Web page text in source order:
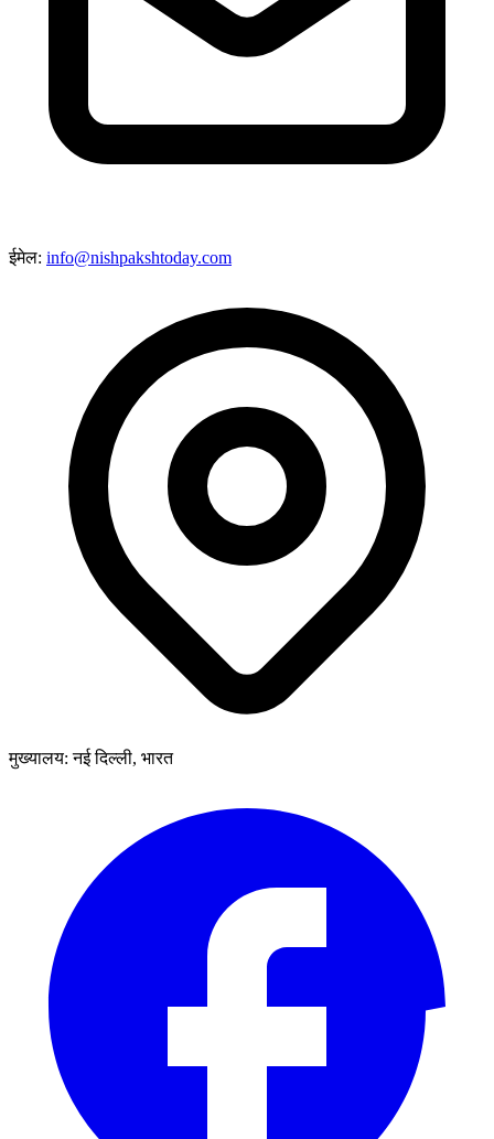
ईमेल: info@nishpakshtoday.com
मुख्यालय: नई दिल्ली, भारत